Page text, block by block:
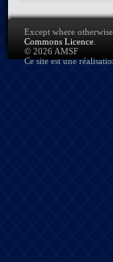
Except where
Commons Licence
© 2026 AMSF
Ce site est une